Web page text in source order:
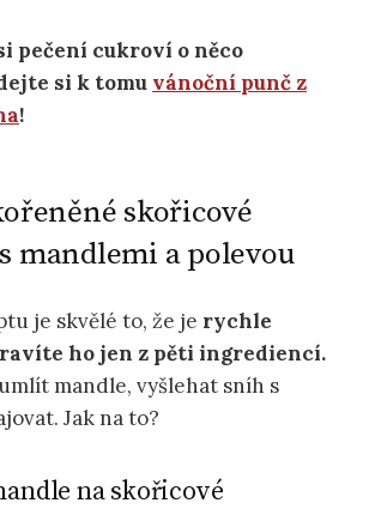
pečení cukroví o něco
si k tomu vánoční punč z
!
skořicové
mandlemi a polevou
je skvělé to, že je rychle
ho jen z pěti ingrediencí.
mandle, vyšlehat sníh s
Jak na to?
na skořicové